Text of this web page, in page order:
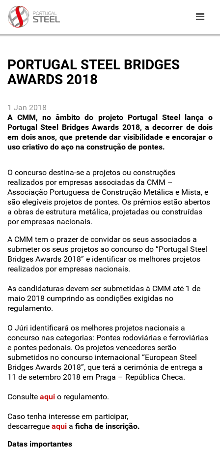
PORTUGAL STEEL BRIDGES
AWARDS 2018
1 Jan 2018
A CMM, no âmbito do projeto Portugal Steel lança o
Portugal Steel Bridges Awards 2018, a decorrer de dois
em dois anos, que pretende dar visibilidade e encorajar o
uso criativo do aço na construção de pontes.
O concurso destina-se a projetos ou construções
realizados por empresas associadas da CMM –
Associação Portuguesa de Construção Metálica e Mista, e
são elegíveis projetos de pontes. Os prémios estão abertos
a obras de estrutura metálica, projetadas ou construídas
por empresas nacionais.
A CMM tem o prazer de convidar os seus associados a
submeter os seus projetos ao concurso do “Portugal Steel
Bridges Awards 2018” e identificar os melhores projetos
realizados por empresas nacionais.
As candidaturas devem ser submetidas à CMM até 1 de
maio 2018 cumprindo as condições exigidas no
regulamento.
O Júri identificará os melhores projetos nacionais a
concurso nas categorias: Pontes rodoviárias e ferroviárias
e pontes pedonais. Os projetos vencedores serão
submetidos no concurso internacional “European Steel
Bridges Awards 2018”, que terá a cerimónia de entrega a
11 de setembro 2018 em Praga – República Checa.
Consulte aqui o regulamento.
Caso tenha interesse em participar,
descarregue aqui a ficha de inscrição.
Datas importantes